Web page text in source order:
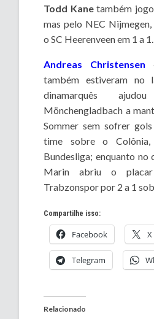
Todd Kanetambém
mas pelo NEC
o SC Heerenveen em 1 a 1.
Andreas Christensen
também estiveram no
dinamarquês
Mönchengladbach a
Sommer sem sofrer
time sobre o
Bundesliga; enquanto no
Marin abriu o
Trabzonspor por 2 a 1
Compartilhe isso:
Facebook X
Telegram
Relacionado